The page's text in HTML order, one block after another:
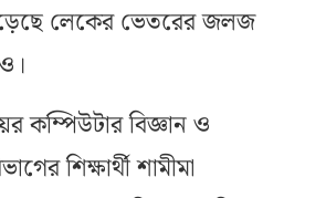
লেকের ভেতরের জলজ
কম্পিউটার বিজ্ঞান ও
শিক্ষার্থী শামীমা